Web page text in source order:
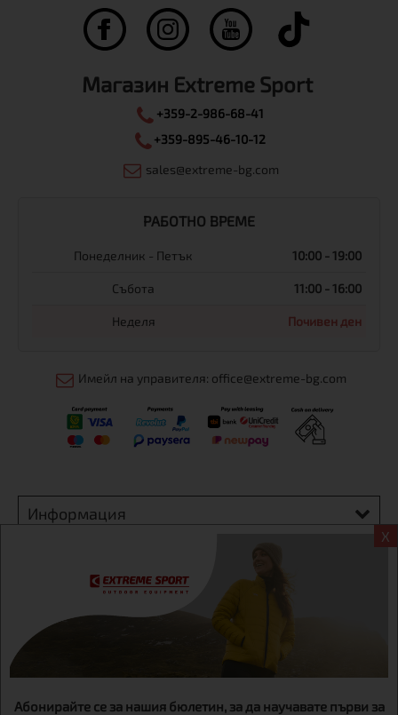
X
Абонирайте се за нашия бюлетин, за да научавате първи за
Магазин Extreme Sport
+359-2-986-68-41
+359-895-46-10-12
sales@extreme-bg.com
РАБОТНО ВРЕМЕ
Понеделник - Петък 10:00 - 19:00
Събота 11:00 - 16:00
Неделя Почивен ден
Имейл на управителя: office@extreme-bg.com
Информация
гр. София, Овча купел, ул.692, №12, офис 1, магазини
гр.София,бул. Дондуков 42, тел.:+359 895461012